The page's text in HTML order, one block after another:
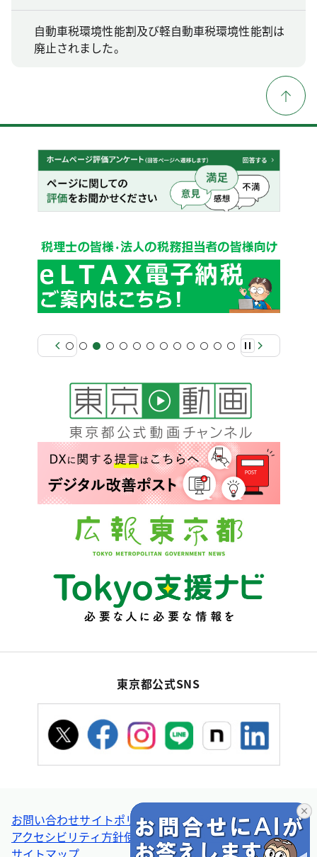
自動車税環境性能割及び軽自動車税環境性能割は
廃止されました。
東京都公式SNS
お問い合わせサイトポリシー個人情報の取扱い
アクセシビリティ方針使い方ヘルプ
リンク集・その他
サイトマップ